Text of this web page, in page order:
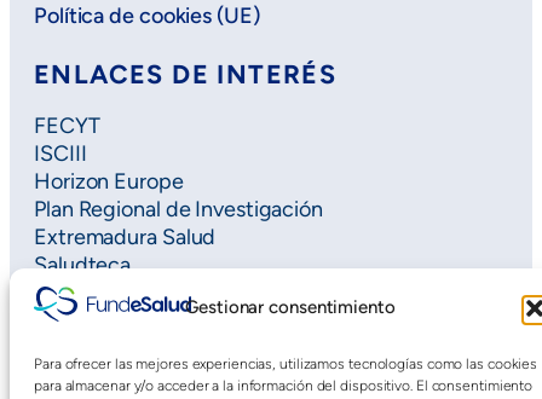
Gestionar consentimiento
Para ofrecer las mejores experiencias, utilizamos tecnologías como las cookies
para almacenar y/o acceder a la información del dispositivo. El consentimiento
Política de cookies (UE)
ENLACES DE INTERÉS
FECYT
ISCIII
Horizon Europe
Plan Regional de Investigación
Extremadura Salud
Saludteca
Cursos DOE